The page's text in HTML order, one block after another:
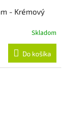
- Krémový
Skladom
Do košíka